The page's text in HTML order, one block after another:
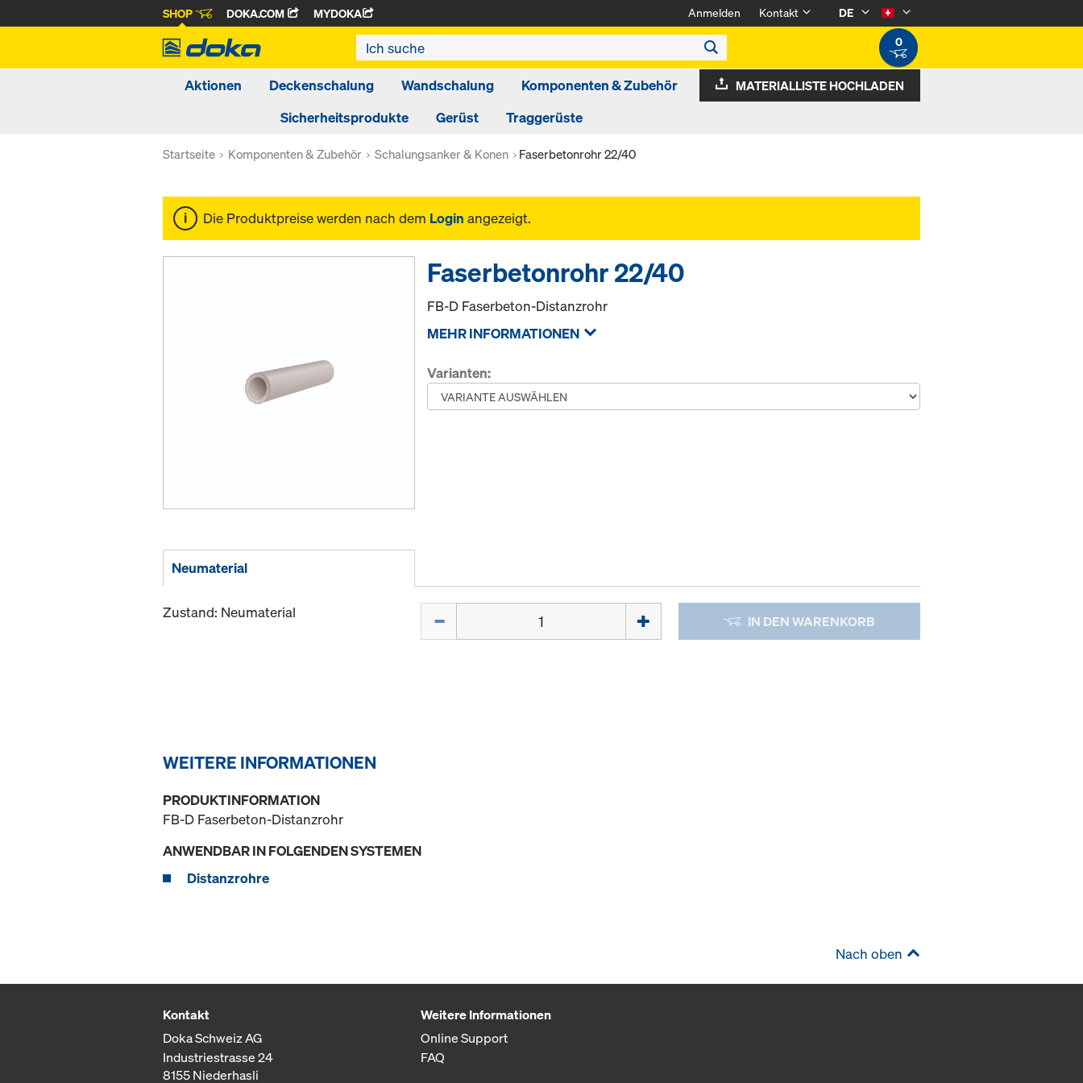
SHOP DOKA.COM MYDOKA Anmelden Kontakt
DE
0
Aktionen Deckenschalung Wandschalung
Komponenten & Zubehör
Sicherheitsprodukte
Gerüst Traggerüste
MATERIALLISTE HOCHLADEN
Startseite Komponenten & Zubehör Schalungsanker & Konen Faserbetonrohr 22/40
Die Produktpreise werden nach dem Login angezeigt.
Faserbetonrohr 22/40
FB-D Faserbeton-Distanzrohr
MEHR INFORMATIONEN
Varianten:
Neumaterial
Zustand: Neumaterial IN DEN WARENKORB
WEITERE INFORMATIONEN
PRODUKTINFORMATION
FB-D Faserbeton-Distanzrohr
ANWENDBAR IN FOLGENDEN SYSTEMEN
Distanzrohre
Nach oben
Kontakt
Doka Schweiz AG
Industriestrasse 24
8155 Niederhasli
Weitere Informationen
Online Support
FAQ